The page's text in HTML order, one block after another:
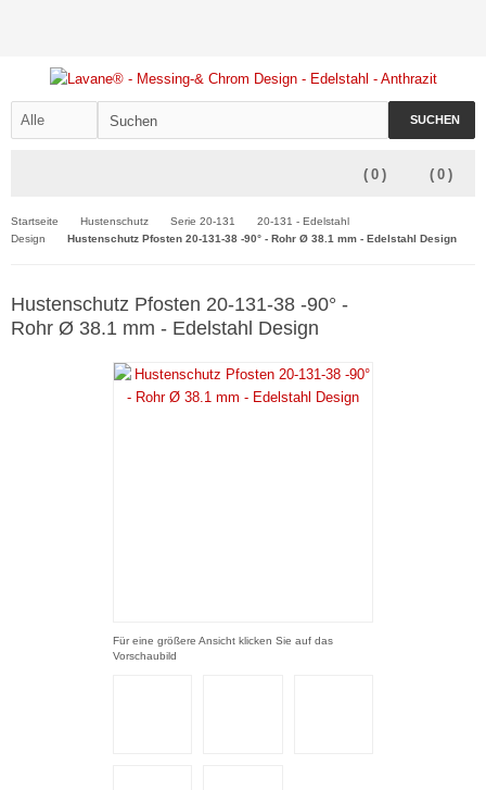
SUCHEN
( 0 )
( 0 )
Startseite Hustenschutz Serie 20-131
20-131 - Edelstahl
Design
Hustenschutz Pfosten 20-131-38 -90° - Rohr Ø 38.1 mm - Edelstahl Design
Hustenschutz Pfosten 20-131-38 -90° -
Rohr Ø 38.1 mm - Edelstahl Design
Für eine größere Ansicht klicken Sie auf das
Vorschaubild